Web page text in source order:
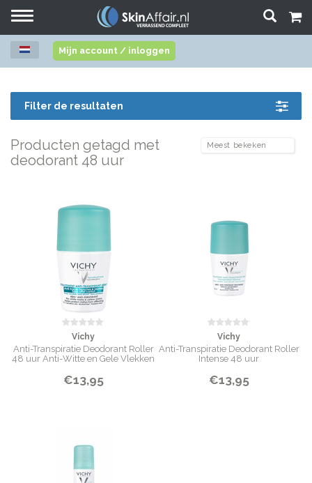
Toggle
Mijn account / inloggen
Filter de resultaten
Producten getagd met
deodorant 48 uur
Vichy
Anti-Transpiratie Deodorant Roller
48 uur Anti-Witte en Gele Vlekken
€13,95
Vichy
Anti-Transpiratie Deodorant Roller
Intense 48 uur
€13,95